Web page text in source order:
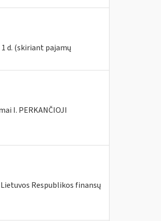
d. (skiriant pajamų
I. PERKANČIOJI
Respublikos finansų